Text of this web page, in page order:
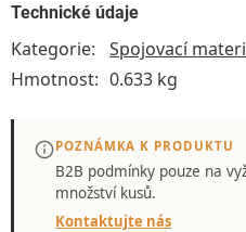
Technické údaje
Kategorie:
Spojovací
Hmotnost: 0.633 kg
POZNÁMKA K PRODUKTU
B2B podmínky pouze na
množství kusů.
Kontaktujte nás